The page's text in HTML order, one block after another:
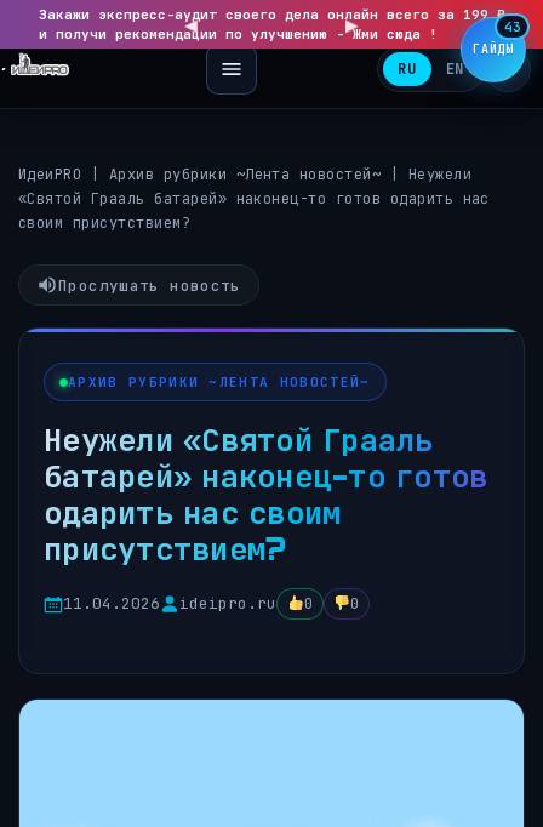
Закажи экспресс-аудит своего дела онлайн всего за 199 ₽
и получи рекомендации по улучшению - Жми сюда !
▶
RU EN
ИдеиPRO Архив рубрики ~Лента новостей~
Неужели
«Святой Грааль батарей» наконец-то готов одарить нас
своим присутствием?
Прослушать новость
АРХИВ РУБРИКИ ~ЛЕНТА НОВОСТЕЙ~
Неужели «Святой Грааль
батарей» наконец-то готов
одарить нас своим
присутствием?
11.04.2026 ideipro.ru 0 0
ГАЙДЫ
43